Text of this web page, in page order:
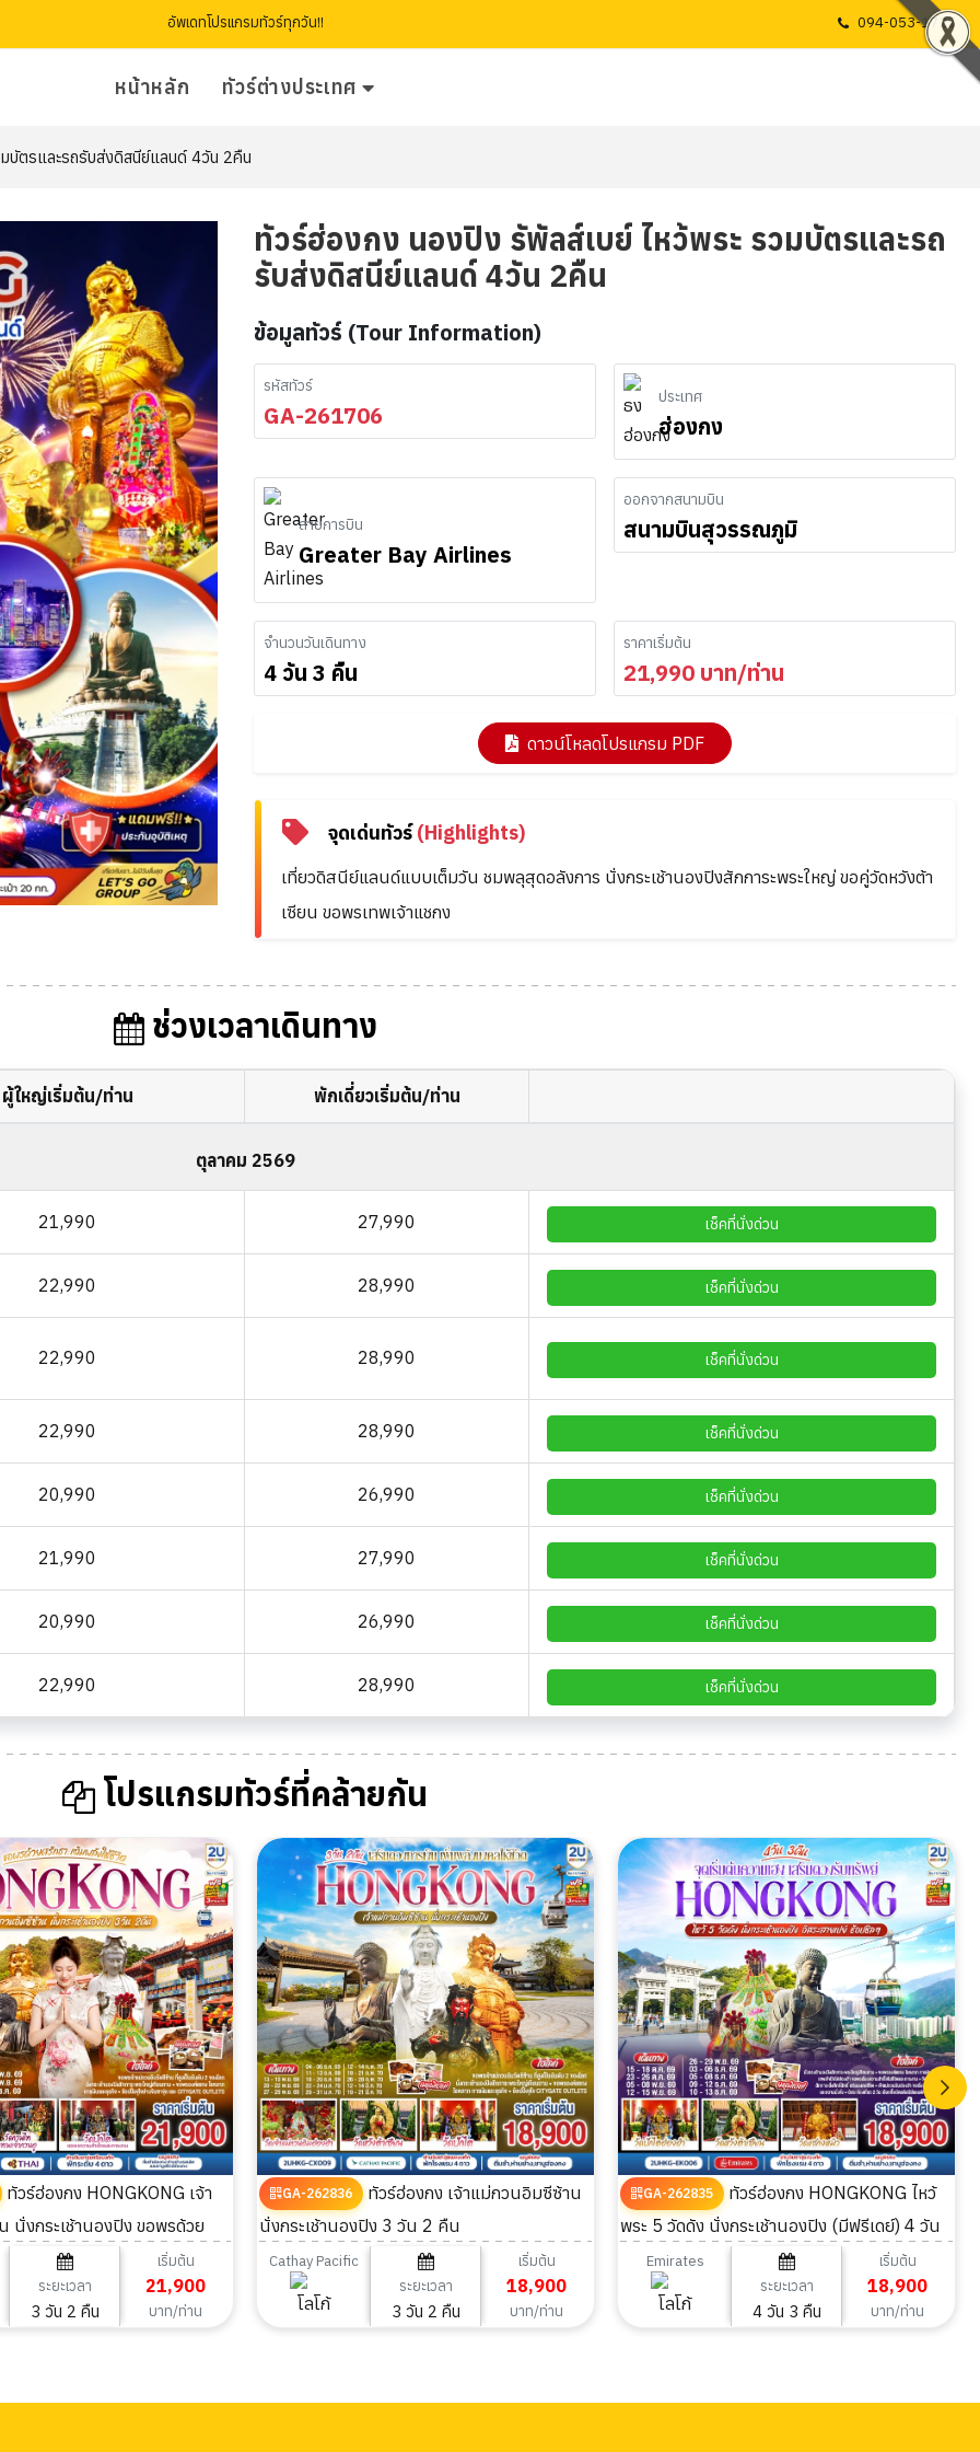
อัพเดทโปรแกรมทัวร์ทุกวัน!! 094-053-1725
หน้าหลัก ทัวร์ต่างประเทศ
บัตรและรถรับส่งดิสนีย์แลนด์ 4วัน 2คืน
ทัวร์ฮ่องกง นองปิง รัพัลส์เบย์ ไหว้พระ รวมบัตรและรถ
รับส่งดิสนีย์แลนด์ 4วัน 2คืน
ข้อมูลทัวร์ (Tour Information)
รหัสทัวร์
GA-261706
ประเทศ
ฮ่องกง
สายการบิน
Greater Bay Airlines
ออกจากสนามบิน
สนามบินสุวรรณภูมิ
จำนวนวันเดินทาง
4 วัน 3 คืน
ราคาเริ่มต้น
21,990 บาท/ท่าน
ดาวน์โหลดโปรแกรม PDF
จุดเด่นทัวร์(Highlights)
เที่ยวดิสนีย์แลนด์แบบเต็มวัน ชมพลุสุดอลังการ นั่งกระเช้านองปิงสักการะพระใหญ่ ขอคู่วัดหวังต้า
เซียน ขอพรเทพเจ้าแชกง
ช่วงเวลาเดินทาง
ผู้ใหญ่เริ่มต้น/ท่าน พักเดี่ยวเริ่มต้น/ท่าน
ตุลาคม 2569
21,990 27,990 เช็คที่นั่งด่วน
22,990 28,990 เช็คที่นั่งด่วน
22,990 28,990 เช็คที่นั่งด่วน
22,990 28,990 เช็คที่นั่งด่วน
20,990 26,990 เช็คที่นั่งด่วน
21,990 27,990 เช็คที่นั่งด่วน
20,990 26,990 เช็คที่นั่งด่วน
22,990 28,990 เช็คที่นั่งด่วน
โปรแกรมทัวร์ที่คล้ายกัน
ทัวร์ฮ่องกง HONGKONG เจ้า
นั่งกระเช้านองปิง ขอพรด้วย
ห้ชีวิต 3 วัน 2 คืน
ระยะเวลา
3 วัน 2 คืน
เริ่มต้น
21,900
บาท/ท่าน
GA-262836
ทัวร์ฮ่องกง เจ้าแม่กวนอิมซีซ้าน
นั่งกระเช้านองปิง 3 วัน 2 คืน
Cathay Pacific
ระยะเวลา
3 วัน 2 คืน
เริ่มต้น
18,900
บาท/ท่าน
GA-262835
ทัวร์ฮ่องกง HONGKONG ไหว้
พระ 5 วัดดัง นั่งกระเช้านองปิง (มีฟรีเดย์) 4 วัน
3 คืนEmirates
ระยะเวลา
4 วัน 3 คืน
เริ่มต้น
18,900
บาท/ท่าน